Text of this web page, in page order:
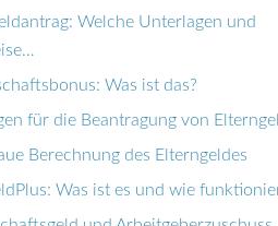
Welche Unterlagen und
Was ist das?
für die Beantragung von
Berechnung des Elterngeldes
Was ist es und wie